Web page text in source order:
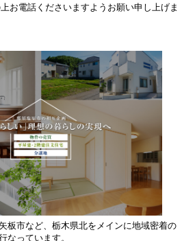
お電話くださいますようお願い申し上げま
板市など、栃木県北をメインに地域密着の
なっています。